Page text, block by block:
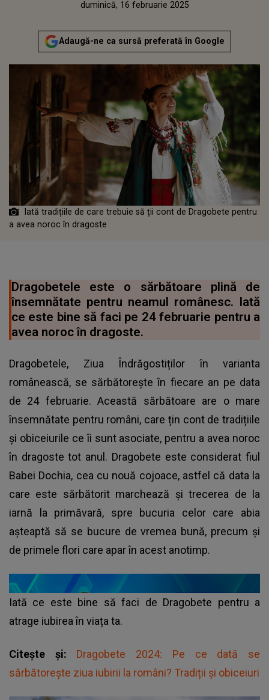
vineri, 16 februarie 2024Actualizat:
duminică, 16 februarie 2025
Adaugă-ne ca sursă preferată în Google
Iată tradițiile de care trebuie să ții cont de Dragobete pentru
a avea noroc în dragoste
Dragobetele este o sărbătoare plină de
însemnătate pentru neamul românesc. Iată
ce este bine să faci pe 24 februarie pentru a
avea noroc în dragoste.
Dragobetele, Ziua Îndrăgostiților în varianta
românească, se sărbătorește în fiecare an pe data
de 24 februarie. Această sărbătoare are o mare
însemnătate pentru români, care țin cont de tradițiile
și obiceiurile ce îi sunt asociate, pentru a avea noroc
în dragoste tot anul. Dragobete este considerat fiul
Babei Dochia, cea cu nouă cojoace, astfel că data la
care este sărbătorit marchează și trecerea de la
iarnă la primăvară, spre bucuria celor care abia
așteaptă să se bucure de vremea bună, precum și
de primele flori care apar în acest anotimp.
Iată ce este bine să faci de Dragobete pentru a
atrage iubirea în viața ta.
Citește și: Dragobete 2024: Pe ce dată se
sărbătorește ziua iubirii la români? Tradiții și obiceiuri